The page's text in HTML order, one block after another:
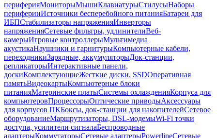
периферияМониторыМышиКлавиатурыСтилусыНаборы
периферииИсточники бесперебойного питанияБатареи для
ИБПСтабилизаторы напряженияИнверторы
напряженияСетевые фильтры, удлинителиВеб-
камерыИгровые контроллерыМультимедиа
акустикаНаушники и гарнитурыКомпьютерные кабели,
переходникиЗарядные, аккумуляторыДок-станции,
репликаторыИнтерактивные панели,
доскиКомплектующиеЖесткие диски, SSDОперативная
памятьВидеокартыКомпьютерные блоки
питанияМатеринские платыСистемы охлажденияКорпуса для
компьютеровПроцессорыОптические приводыАксессуары
для корпусов ПКБоксы, док-станции для накопителейСетевое
оборудованиеМаршрутизаторы, DSL-модемыWi-Fi точки
доступа, усилители сигналаБеспроводные
адаптерыКоммутаторыСетевые адаптерыPowerlineСетевые